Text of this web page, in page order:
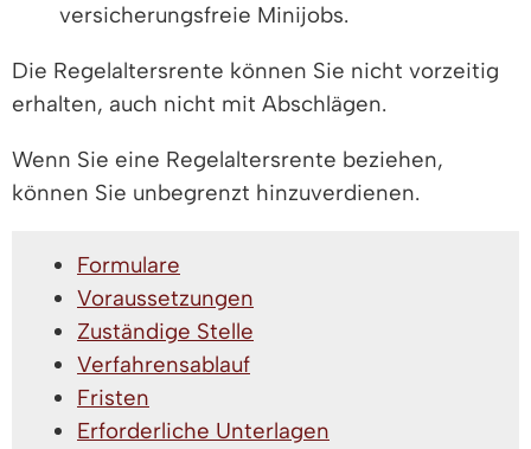
versicherungsfreie Minijobs.
Die Regelaltersrente können Sie nicht vorzeitig
erhalten, auch nicht mit Abschlägen.
Wenn Sie eine Regelaltersrente beziehen,
können Sie unbegrenzt hinzuverdienen.
Formulare
Voraussetzungen
Zuständige Stelle
Verfahrensablauf
Fristen
Erforderliche Unterlagen